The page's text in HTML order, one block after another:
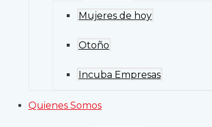
Mujeres de hoy
Otoño
Incuba Empresas
Quienes Somos